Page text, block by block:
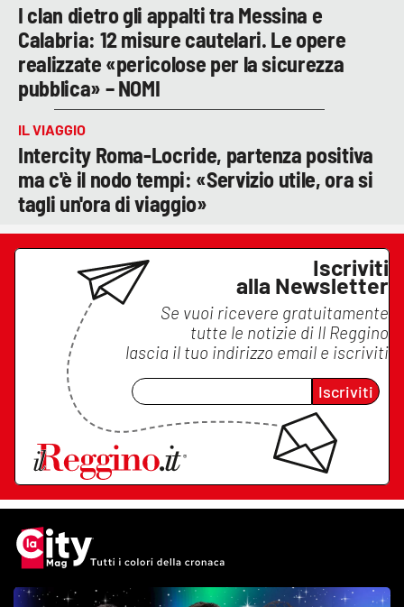
I clan dietro gli appalti tra Messina e
Calabria: 12 misure cautelari. Le opere
realizzate «pericolose per la sicurezza
pubblica» – NOMI
IL VIAGGIO
Intercity Roma-Locride, partenza positiva
ma c'è il nodo tempi: «Servizio utile, ora si
tagli un'ora di viaggio»
Iscriviti
alla Newsletter
Se vuoi ricevere gratuitamente
tutte le notizie di Il Reggino
lascia il tuo indirizzo email e iscriviti
Iscriviti